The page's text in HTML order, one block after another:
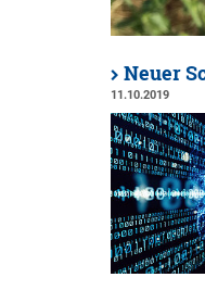
Neuer
11.10.2019